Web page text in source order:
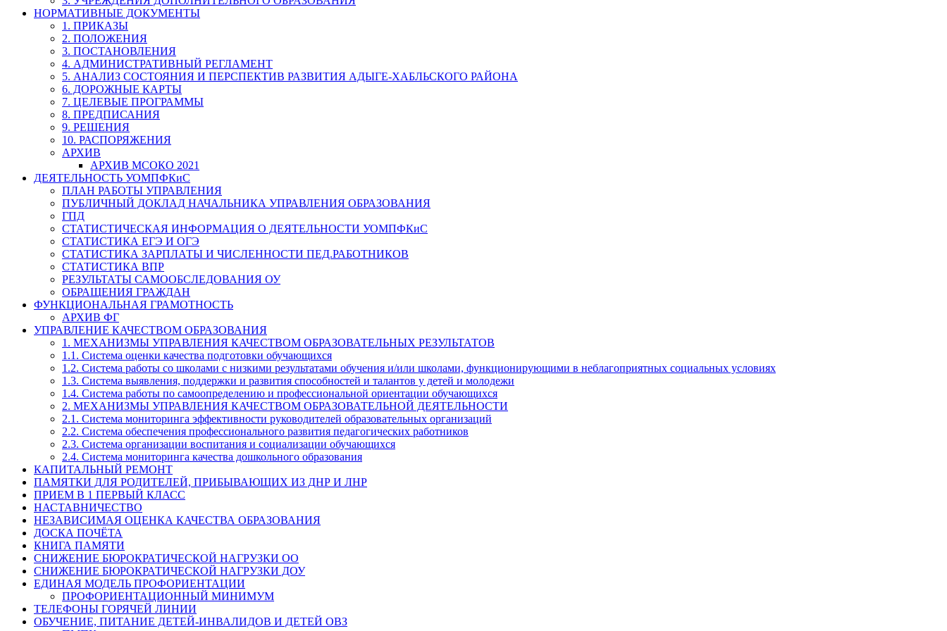
НОРМАТИВНЫЕ ДОКУМЕНТЫ
1. ПРИКАЗЫ
2. ПОЛОЖЕНИЯ
3. ПОСТАНОВЛЕНИЯ
4. АДМИНИСТРАТИВНЫЙ РЕГЛАМЕНТ
5. АНАЛИЗ СОСТОЯНИЯ И ПЕРСПЕКТИВ РАЗВИТИЯ АДЫГЕ-ХАБЛЬСКОГО РАЙОНА
6. ДОРОЖНЫЕ КАРТЫ
7. ЦЕЛЕВЫЕ ПРОГРАММЫ
8. ПРЕДПИСАНИЯ
9. РЕШЕНИЯ
10. РАСПОРЯЖЕНИЯ
АРХИВ
АРХИВ МСОКО 2021
ДЕЯТЕЛЬНОСТЬ УОМПФКиС
ПЛАН РАБОТЫ УПРАВЛЕНИЯ
ПУБЛИЧНЫЙ ДОКЛАД НАЧАЛЬНИКА УПРАВЛЕНИЯ ОБРАЗОВАНИЯ
ГПД
СТАТИСТИЧЕСКАЯ ИНФОРМАЦИЯ О ДЕЯТЕЛЬНОСТИ УОМПФКиС
СТАТИСТИКА ЕГЭ И ОГЭ
СТАТИСТИКА ЗАРПЛАТЫ И ЧИСЛЕННОСТИ ПЕД.РАБОТНИКОВ
СТАТИСТИКА ВПР
РЕЗУЛЬТАТЫ САМООБСЛЕДОВАНИЯ ОУ
ОБРАЩЕНИЯ ГРАЖДАН
ФУНКЦИОНАЛЬНАЯ ГРАМОТНОСТЬ
АРХИВ ФГ
УПРАВЛЕНИЕ КАЧЕСТВОМ ОБРАЗОВАНИЯ
1. МЕХАНИЗМЫ УПРАВЛЕНИЯ КАЧЕСТВОМ ОБРАЗОВАТЕЛЬНЫХ РЕЗУЛЬТАТОВ
1.1. Система оценки качества подготовки обучающихся
1.2. Система работы со школами с низкими результатами обучения и/или школами, функционирующими в неблагоприятных социальных условиях
1.3. Система выявления, поддержки и развития способностей и талантов у детей и молодежи
1.4. Система работы по самоопределению и профессиональной ориентации обучающихся
2. МЕХАНИЗМЫ УПРАВЛЕНИЯ КАЧЕСТВОМ ОБРАЗОВАТЕЛЬНОЙ ДЕЯТЕЛЬНОСТИ
2.1. Система мониторинга эффективности руководителей образовательных организаций
2.2. Система обеспечения профессионального развития педагогических работников
2.3. Система организации воспитания и социализации обучающихся
2.4. Система мониторинга качества дошкольного образования
КАПИТАЛЬНЫЙ РЕМОНТ
ПАМЯТКИ ДЛЯ РОДИТЕЛЕЙ, ПРИБЫВАЮЩИХ ИЗ ДНР И ЛНР
ПРИЕМ В 1 ПЕРВЫЙ КЛАСС
НАСТАВНИЧЕСТВО
НЕЗАВИСИМАЯ ОЦЕНКА КАЧЕСТВА ОБРАЗОВАНИЯ
ДОСКА ПОЧЁТА
КНИГА ПАМЯТИ
СНИЖЕНИЕ БЮРОКРАТИЧЕСКОЙ НАГРУЗКИ ОО
СНИЖЕНИЕ БЮРОКРАТИЧЕСКОЙ НАГРУЗКИ ДОУ
ЕДИНАЯ МОДЕЛЬ ПРОФОРИЕНТАЦИИ
ПРОФОРИЕНТАЦИОННЫЙ МИНИМУМ
ТЕЛЕФОНЫ ГОРЯЧЕЙ ЛИНИИ
ОБУЧЕНИЕ, ПИТАНИЕ ДЕТЕЙ-ИНВАЛИДОВ И ДЕТЕЙ ОВЗ